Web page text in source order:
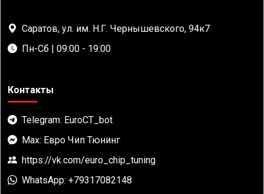
Саратов, ул. им. Н.Г. Чернышевского, 94к7
Пн-Сб | 09:00 - 19:00
Контакты
Telegram: EuroCT_bot
Max: Евро Чип Тюнинг
https://vk.com/euro_chip_tuning
WhatsApp: +79317082148